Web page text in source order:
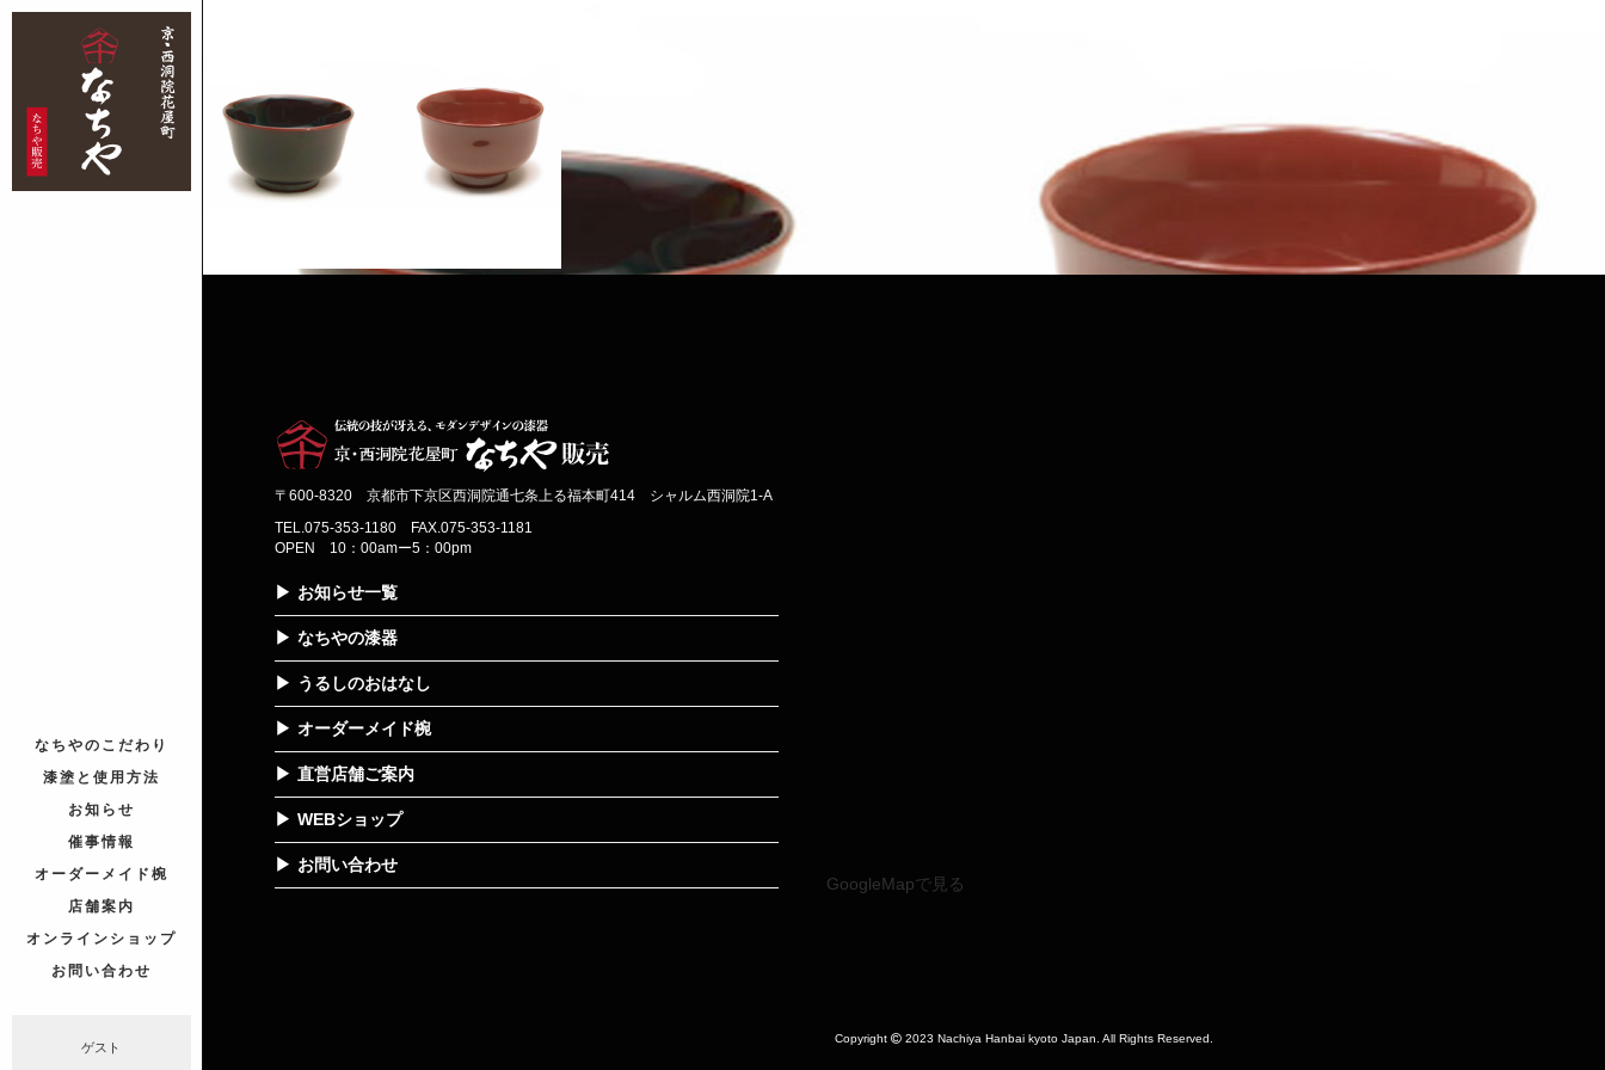
なちやのこだわり
漆塗と使用方法
お知らせ
催事情報
オーダーメイド椀
店舗案内
オンラインショップ
お問い合わせ
ゲスト
〒600-8320 京都市下京区西洞院通七条上る福本町414 シャルム西洞院1-A
TEL.075-353-1180 FAX.075-353-1181
OPEN 10：00amー5：00pm
お知らせ一覧
なちやの漆器
うるしのおはなし
オーダーメイド椀
直営店舗ご案内
WEBショップ
お問い合わせ
GoogleMapで見る
Copyright 2023 Nachiya Hanbai kyoto Japan. All Rights Reserved.